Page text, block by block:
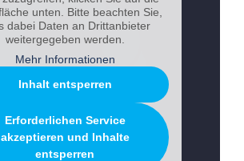
unten. Bitte beachten Sie,
dabei Daten an Drittanbieter
weitergegeben werden.
Mehr Informationen
Inhalt entsperren
Erforderlichen Service
akzeptieren und Inhalte
entsperren